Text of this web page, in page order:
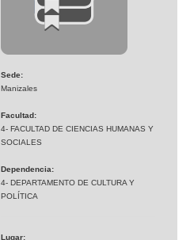
Sede:
Manizales
Facultad:
4- FACULTAD DE CIENCIAS HUMANAS Y
SOCIALES
Dependencia:
4- DEPARTAMENTO DE CULTURA Y
POLÍTICA
Lugar: